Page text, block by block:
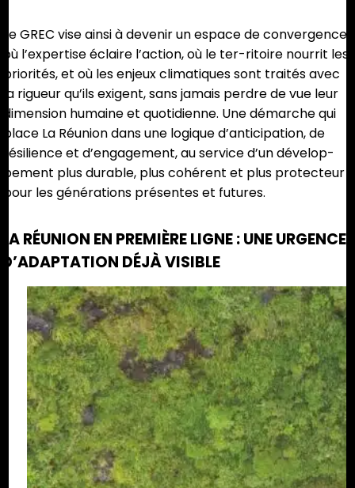
Le GREC vise ainsi à devenir un espace de convergence,
où l’expertise éclaire l’action, où le ter-ritoire nourrit les
priorités, et où les enjeux climatiques sont traités avec
la rigueur qu’ils exigent, sans jamais perdre de vue leur
dimension humaine et quotidienne. Une démarche qui
place La Réunion dans une logique d’anticipation, de
résilience et d’engagement, au service d’un dévelop-
pement plus durable, plus cohérent et plus protecteur
pour les générations présentes et futures.
LA RÉUNION EN PREMIÈRE LIGNE : UNE URGENCE
D’ADAPTATION DÉJÀ VISIBLE